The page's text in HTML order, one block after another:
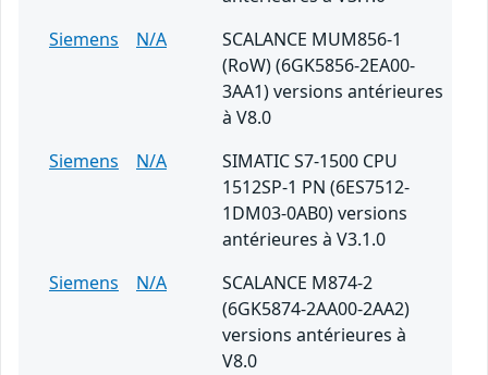
Siemens
N/A
SCALANCE MUM856-1
(RoW) (6GK5856-2EA00-
3AA1) versions antérieures
à V8.0
Siemens
N/A
SIMATIC S7-1500 CPU
1512SP-1 PN (6ES7512-
1DM03-0AB0) versions
antérieures à V3.1.0
Siemens
N/A
SCALANCE M874-2
(6GK5874-2AA00-2AA2)
versions antérieures à
V8.0